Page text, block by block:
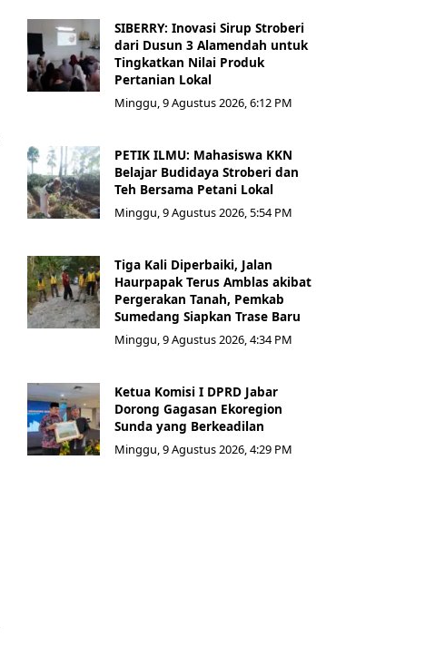
SIBERRY: Inovasi Sirup Stroberi
dari Dusun 3 Alamendah untuk
Tingkatkan Nilai Produk
Pertanian Lokal
Minggu, 9 Agustus 2026, 6:12 PM
PETIK ILMU: Mahasiswa KKN
Belajar Budidaya Stroberi dan
Teh Bersama Petani Lokal
Minggu, 9 Agustus 2026, 5:54 PM
Tiga Kali Diperbaiki, Jalan
Haurpapak Terus Amblas akibat
Pergerakan Tanah, Pemkab
Sumedang Siapkan Trase Baru
Minggu, 9 Agustus 2026, 4:34 PM
Ketua Komisi I DPRD Jabar
Dorong Gagasan Ekoregion
Sunda yang Berkeadilan
Minggu, 9 Agustus 2026, 4:29 PM